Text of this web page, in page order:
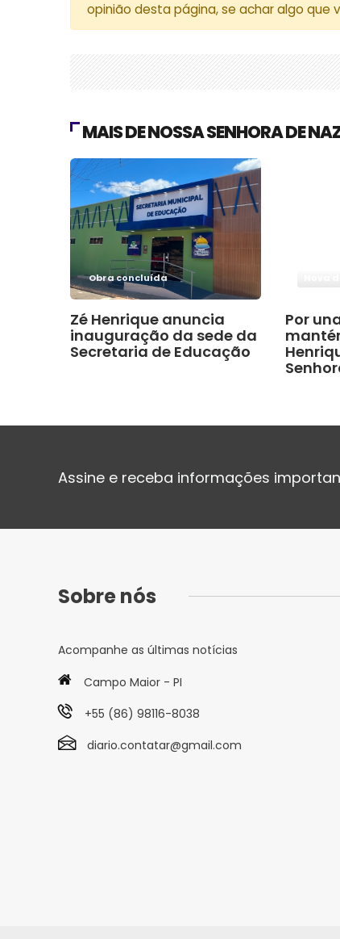
opinião desta página, se achar algo que
MAIS DE NOSSA SENHORA DE
Obra concluída
Zé Henrique anuncia
inauguração da sede da
Secretaria de Educação
Por
Assine e receba informações
Sobre nós
Acompanhe as últimas notícias
Campo Maior - PI
+55 (86) 98116-8038
diario.contatar@gmail.com